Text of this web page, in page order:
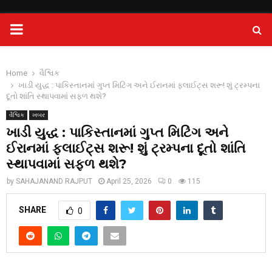
PRIMARY
Home
વૈશ્વિક
ખાડી યુદ્ધ : પાકિસ્તાનમાં ગુપ્ત મિટિંગ અને ઈરાનમાં ફ્લાઈટ્સ શરૂ! શું ટ્રમ્પના
દૂતો શાંતિ સ્થાપવામાં સફળ થશે?
વૈશ્વિક ખબર
ખાડી યુદ્ધ : પાકિસ્તાનમાં ગુપ્ત મિટિંગ અને
ઈરાનમાં ફ્લાઈટ્સ શરૂ! શું ટ્રમ્પના દૂતો શાંતિ
સ્થાપવામાં સફળ થશે?
by SAHAJANAND RAJPUT April 25, 2026 0 115
SHARE 0